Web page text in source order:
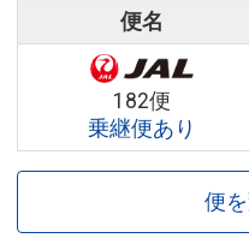
便名
182便
乗継便あり
便